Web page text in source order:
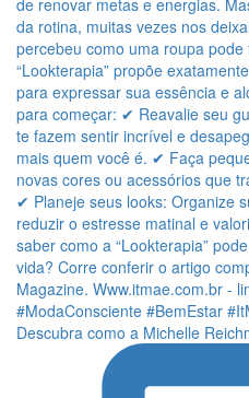
Descubra como a Michelle